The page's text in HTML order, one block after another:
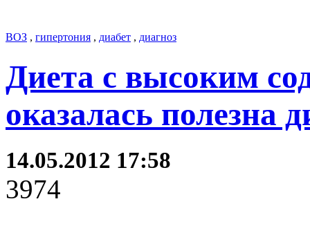
ВОЗ , гипертония , диабет , диагноз
Диета с высоким
оказалась полезна
14.05.2012 17:58
3974